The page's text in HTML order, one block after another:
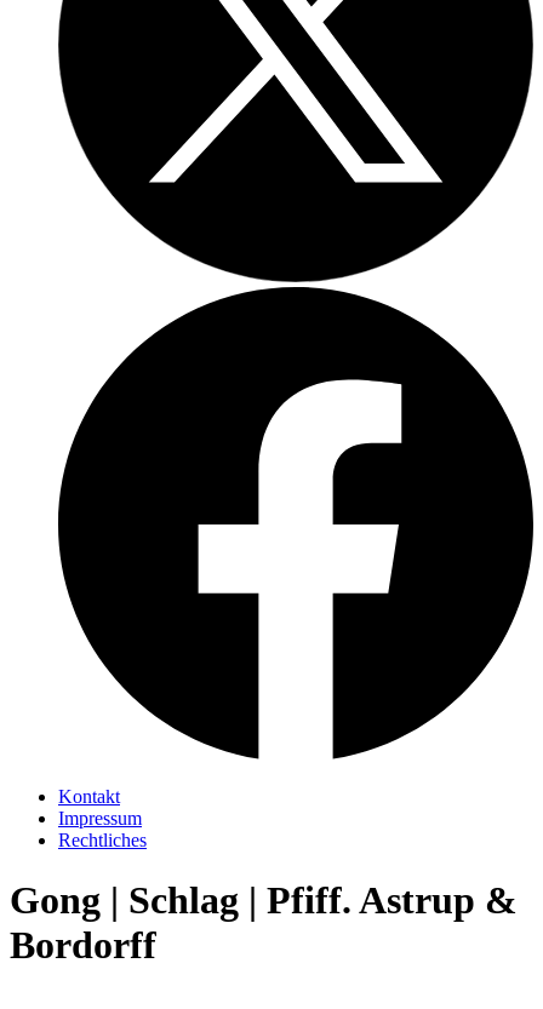
Kontakt
Impressum
Rechtliches
Gong | Schlag | Pfiff. Astrup &
Bordorff